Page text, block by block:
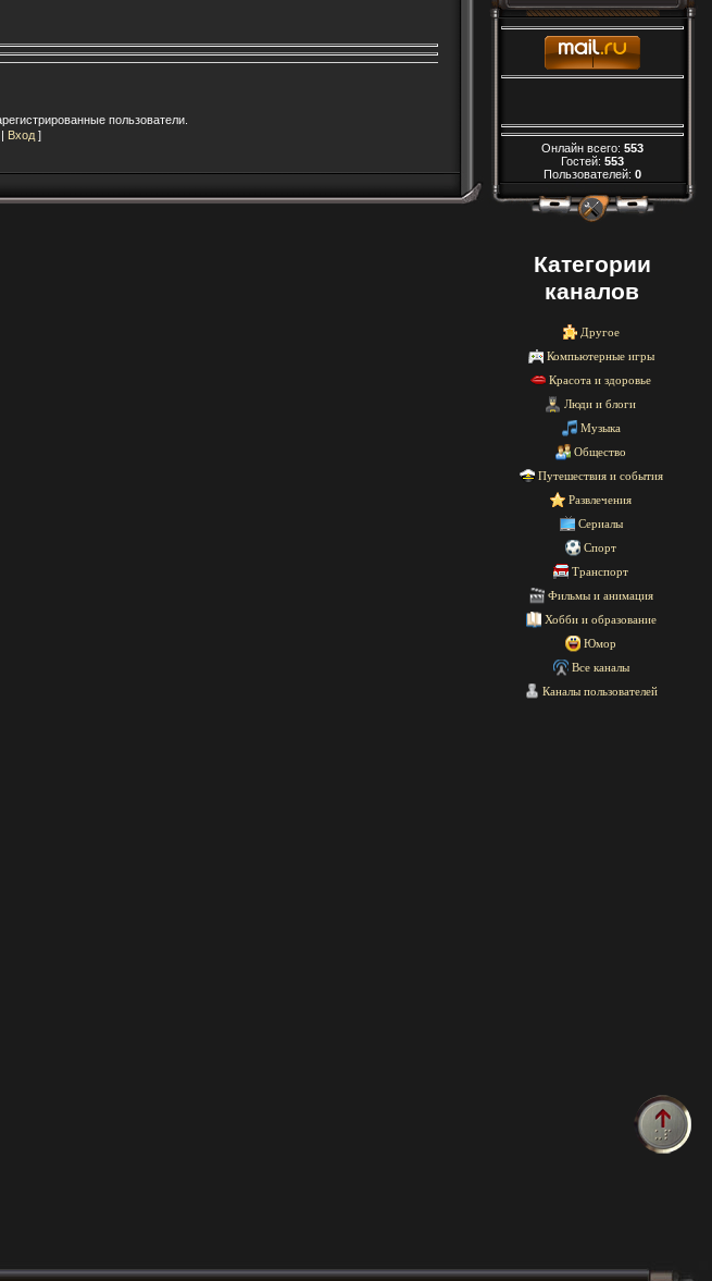
пользователи.
| Вход ]
Онлайн всего: 553
Гостей: 553
Пользователей: 0
Категории
каналов
Другое
Компьютерные игры
Красота и здоровье
Люди и блоги
Музыка
Общество
Путешествия и события
Развлечения
Сериалы
Спорт
Транспорт
Фильмы и анимация
Хобби и образование
Юмор
Все каналы
Каналы пользователей